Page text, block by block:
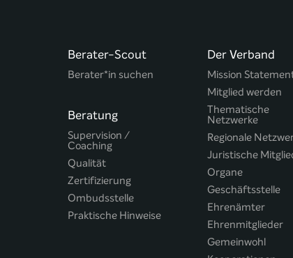
Berater-Scout
Berater*in suchen
Beratung
Supervision /
Coaching
Qualität
Zertifizierung
Ombudsstelle
Praktische Hinweise
Der Verband
Mission
Mitglied werden
Thematische
Netzwerke
Regionale
Juristische
Organe
Geschäftsstelle
Ehrenämter
Ehrenmitglieder
Gemeinwohl